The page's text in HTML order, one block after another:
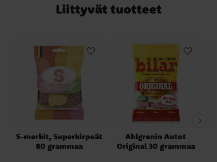
Dragon Ball Karkkipussit
Pääsiäinen
Liittyvät tuotteet
S-merkit, Superkirpeät
80 grammaa
Ahlgrenin Autot
Original 30 grammaa